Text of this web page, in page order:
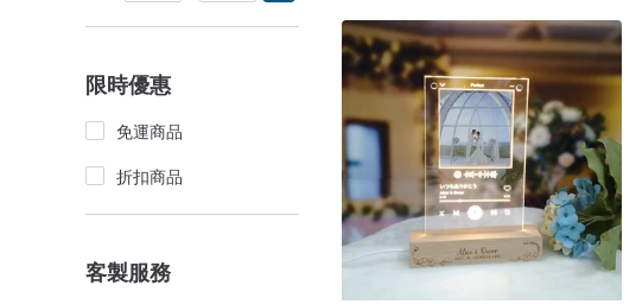
限時優惠
免運商品
折扣商品
客製服務